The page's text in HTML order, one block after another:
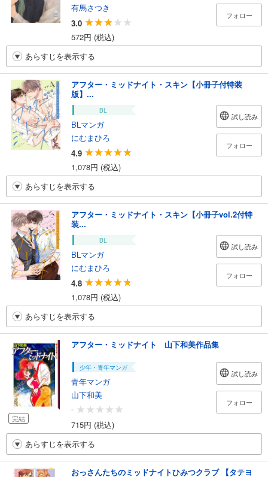
有馬さつき
3.0
572円 (税込)
フォロー
あらすじを表示する
アフター・ミッドナイト・スキン【小冊子付特装
版】...
BL
BLマンガ
にむまひろ
4.9
1,078円 (税込)
試し読み
フォロー
あらすじを表示する
アフター・ミッドナイト・スキン【小冊子vol.2付特
装...
BL
BLマンガ
にむまひろ
4.8
1,078円 (税込)
試し読み
フォロー
あらすじを表示する
完結
アフター・ミッドナイト 山下和美作品集
少年・青年マンガ
青年マンガ
山下和美
-
715円 (税込)
試し読み
フォロー
あらすじを表示する
おっさんたちのミッドナイトひみつクラブ 【タテヨ